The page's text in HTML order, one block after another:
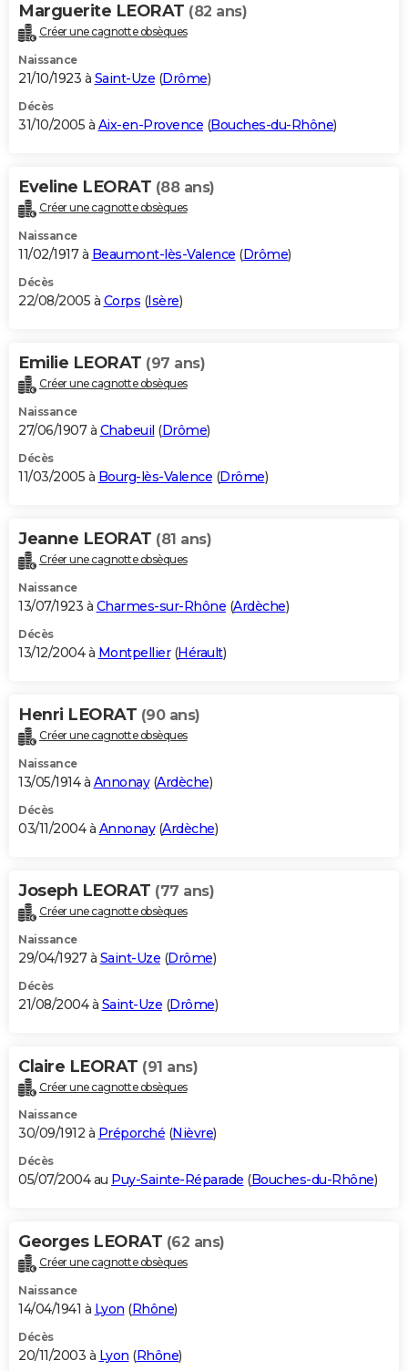
Marguerite LEORAT (82 ans)
Créer une cagnotte obsèques
Naissance
21/10/1923 à Saint-Uze (Drôme)
Décès
31/10/2005 à Aix-en-Provence (Bouches-du-Rhône)
Eveline LEORAT (88 ans)
Créer une cagnotte obsèques
Naissance
11/02/1917 à Beaumont-lès-Valence (Drôme)
Décès
22/08/2005 à Corps (Isère)
Emilie LEORAT (97 ans)
Créer une cagnotte obsèques
Naissance
27/06/1907 à Chabeuil (Drôme)
Décès
11/03/2005 à Bourg-lès-Valence (Drôme)
Jeanne LEORAT (81 ans)
Créer une cagnotte obsèques
Naissance
13/07/1923 à Charmes-sur-Rhône (Ardèche)
Décès
13/12/2004 à Montpellier(Hérault)
Henri LEORAT (90 ans)
Créer une cagnotte obsèques
Naissance
13/05/1914 à Annonay(Ardèche)
Décès
03/11/2004 à Annonay(Ardèche)
Joseph LEORAT (77 ans)
Créer une cagnotte obsèques
Naissance
29/04/1927 à Saint-Uze (Drôme)
Décès
21/08/2004 à Saint-Uze (Drôme)
Claire LEORAT (91 ans)
Créer une cagnotte obsèques
Naissance
30/09/1912 à Préporché (Nièvre)
Décès
05/07/2004 au Puy-Sainte-Réparade (Bouches-du-Rhône)
Georges LEORAT (62 ans)
Créer une cagnotte obsèques
Naissance
14/04/1941 à Lyon (Rhône)
Décès
20/11/2003 à Lyon (Rhône)